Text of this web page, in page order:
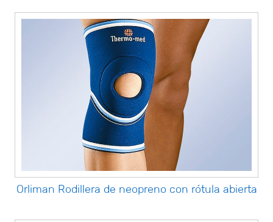
Orliman Rodillera de neopreno con rótula abierta